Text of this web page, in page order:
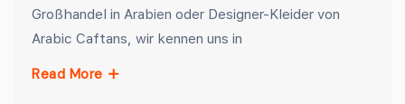
Großhandel in Arabien oder Designer-Kleider von
Arabic Caftans, wir kennen uns in
Read More